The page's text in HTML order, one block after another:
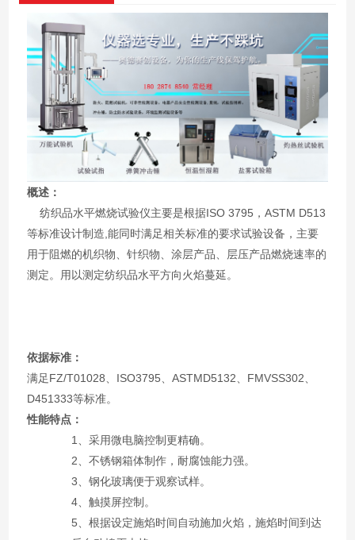
概述：
纺织品水平燃烧试验仪主要是根据ISO 3795，ASTM D513
等标准设计制造,能同时满足相关标准的要求试验设备，主要
用于阻燃的机织物、针织物、涂层产品、层压产品燃烧速率的
测定。用以测定纺织品水平方向火焰蔓延。
依据标准：
满足FZ/T01028、ISO3795、ASTMD5132、FMVSS302、
D451333等标准。
性能特点：
1、采用微电脑控制更精确。
2、不锈钢箱体制作，耐腐蚀能力强。
3、钢化玻璃便于观察试样。
4、触摸屏控制。
5、根据设定施焰时间自动施加火焰，施焰时间到达